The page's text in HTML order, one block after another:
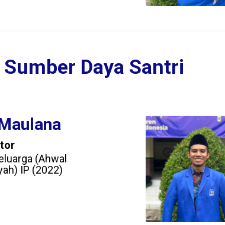
Daya Santri
(Ahwal
IP (2022)